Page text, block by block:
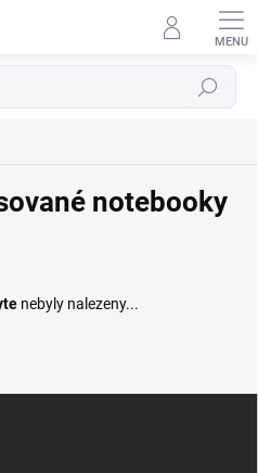
Hledat
notebooky
nebyly nalezeny...